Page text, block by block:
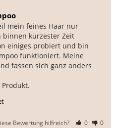
mein feines Haar nur
kürzester Zeit
einiges probiert und bin
funktioniert. Meine
fassen sich ganz anders
Bewertung hilfreich? 0 0